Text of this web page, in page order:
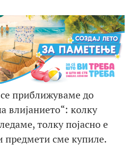
приближуваме до
влијанието“: колку
толку појасно е
предмети сме купиле.